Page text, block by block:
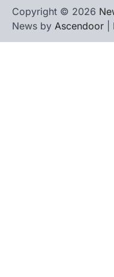
Copyright © 2026
News by Ascendoor